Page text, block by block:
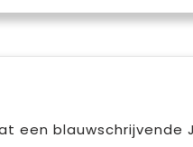
een blauwschrijvende